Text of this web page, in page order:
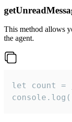
This method allows
the agent.
let count =